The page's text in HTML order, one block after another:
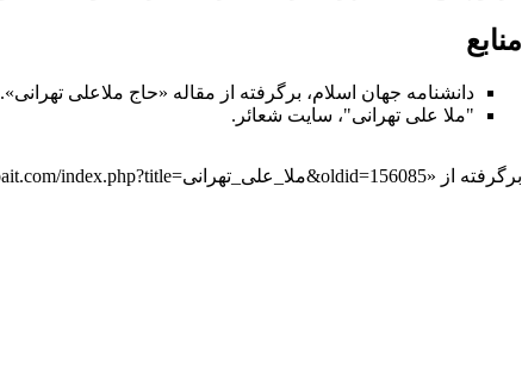
منابع
دانشنامه جهان اسلام، برگرفته از مقاله «حاج ملاعلی تهرانی».
"ملا علی تهرانی"، سایت شعائر.
برگرفته از «https://wiki.ahlolbait.com/index.php?title=ملا_علی_تهرانی&oldid=156085